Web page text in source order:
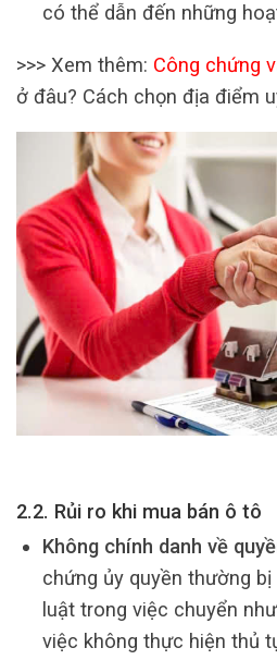
có thể dẫn đến những
>>> Xem thêm: Công chứng
ở đâu? Cách chọn địa điểm
2.2. Rủi ro khi mua bán ô tô
Không chính danh về
chứng ủy quyền thường
luật trong việc chuyển
việc không thực hiện thủ